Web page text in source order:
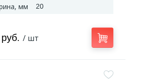
мм 20
руб./ шт